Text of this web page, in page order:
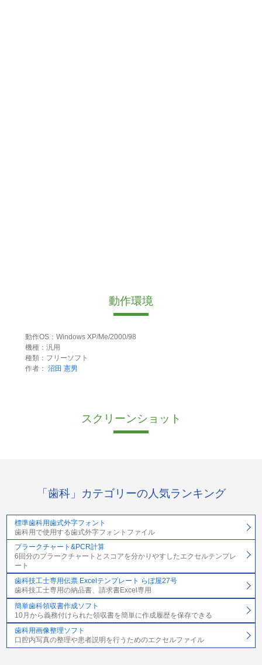
動作環境
動作OS：Windows XP/Me/2000/98
機種：汎用
種類：フリーソフト
作者： 沼田 憲男
スクリーンショット
「歯科」カテゴリーの人気ランキング
標準歯科用歯式外字フォント
歯科用で使用する歯式外字フォントファイル
プラークチャート&PCR計算
6回分のプラークチャートとスコアを分かりやすしたエクセルテンプレ
ート
歯科技工士専用伝票 Excelテンプレート らぼ屋27号
歯科技工士専用の納品書、請求書Excel専用
簡単歯科領収書作成ソフト
10月から義務付けられた領収書を簡単に作成履歴を保存できる
歯科用画像整理ソフト
口腔内写真の整理や患者説明を行うためのエクセルファイル